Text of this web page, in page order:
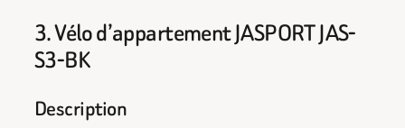
3. Vélo d’appartement JASPORT JAS-
S3-BK
Description